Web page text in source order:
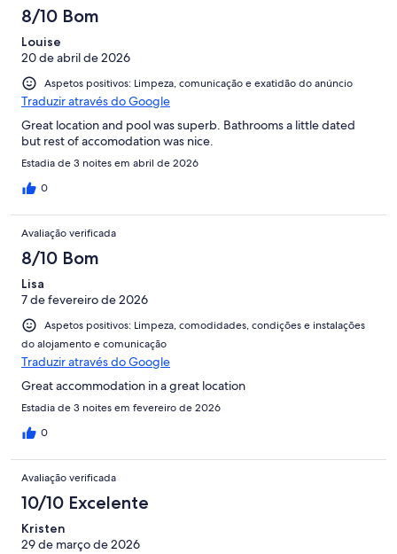
8/10 Bom
Louise
20 de abril de 2026
Aspetos positivos: Limpeza, comunicação e exatidão do anúncio
Traduzir através do Google
Great location and pool was superb. Bathrooms a little dated
but rest of accomodation was nice.
Estadia de 3 noites em abril de 2026
0
Avaliação verificada
8/10 Bom
Lisa
7 de fevereiro de 2026
Aspetos positivos: Limpeza, comodidades, condições e instalações
do alojamento e comunicação
Traduzir através do Google
Great accommodation in a great location
Estadia de 3 noites em fevereiro de 2026
0
Avaliação verificada
10/10 Excelente
Kristen
29 de março de 2026